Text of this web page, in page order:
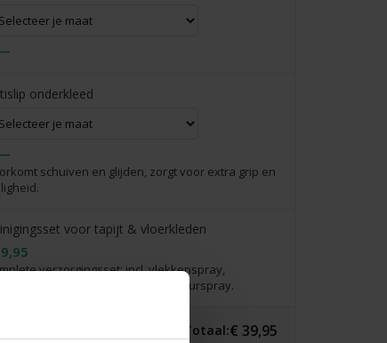
onderkleed
schuiven en glijden, zorgt voor extra grip en
voor tapijt & vloerkleden
verzorgingsset: incl. vlekkenspray,
handdoekje & interieurspray.
Totaal:€ 39,95